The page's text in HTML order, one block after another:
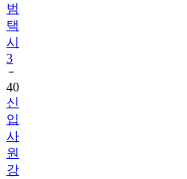
범
택
시
3
40
신
입
사
원
강